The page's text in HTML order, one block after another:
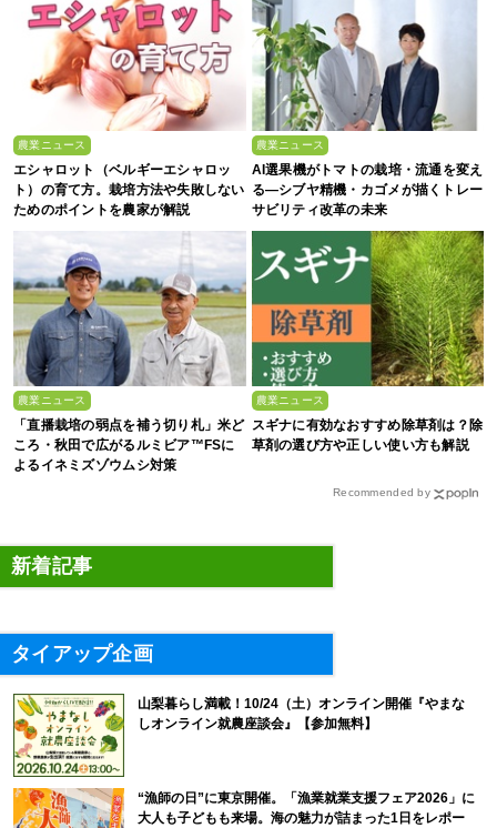
農業ニュース
エシャロット（ベルギーエシャロッ
ト）の育て方。栽培方法や失敗しない
ためのポイントを農家が解説
農業ニュース
AI選果機がトマトの栽培・流通を変え
る―シブヤ精機・カゴメが描くトレー
サビリティ改革の未来
農業ニュース
「直播栽培の弱点を補う切り札」米ど
ころ・秋田で広がるルミビア™FSに
よるイネミズゾウムシ対策
農業ニュース
スギナに有効なおすすめ除草剤は？除
草剤の選び方や正しい使い方も解説
Recommended by
新着記事
タイアップ企画
山梨暮らし満載！10/24（土）オンライン開催『やまな
しオンライン就農座談会』【参加無料】
“漁師の日”に東京開催。「漁業就業支援フェア2026」に
大人も子どもも来場。海の魅力が詰まった1日をレポー